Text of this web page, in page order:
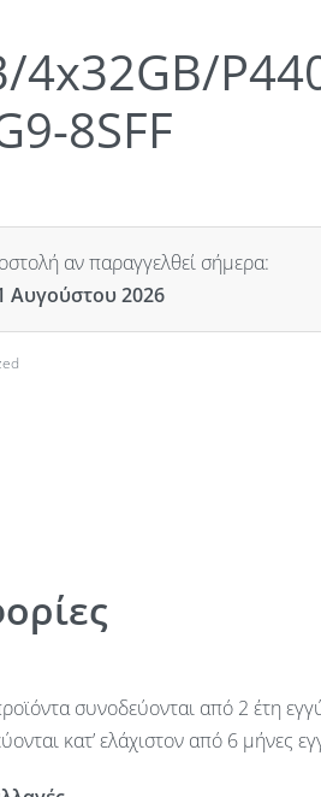
4x32GB/
8SFF
αν παραγγελθεί σήμερα:
Αυγούστου 2026
συνοδεύονται από 2 έτη
κατ’ ελάχιστον από 6 μήνες